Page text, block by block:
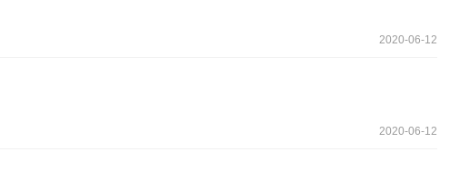
2020-06-12
2020-06-12